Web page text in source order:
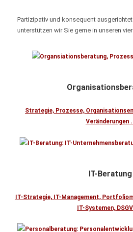
Partizipativ und konsequent
unterstützen wir Sie gerne in unseren
Strategie, Prozesse,
Veränderungen
IT-Beratung
IT-Strategie, IT-Management,
IT-Systemen,